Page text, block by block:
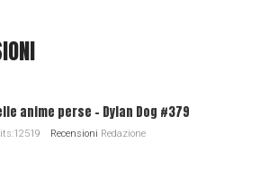
anime perse - Dylan Dog #379
Recensioni Redazione